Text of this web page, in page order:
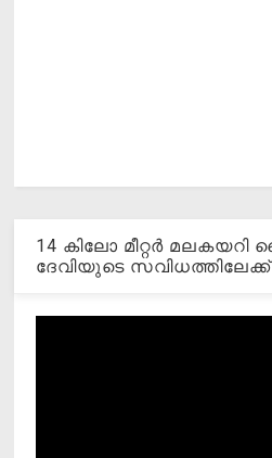
14 കിലോ മീറ്റര്‍
ദേവിയുടെ സവിധത്തിലേക്ക്